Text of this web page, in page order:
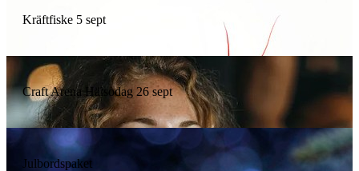
Kräftfiske 5 sept
Craft Arena Hälsodag 26 sept
Julbordspaket